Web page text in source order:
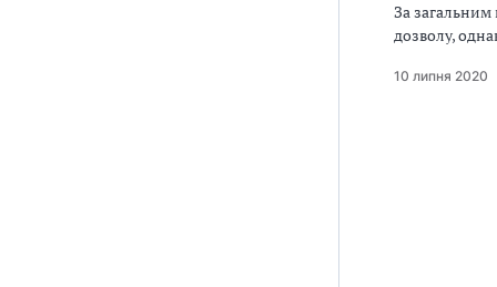
За загальним
дозволу,
10 липня 2020